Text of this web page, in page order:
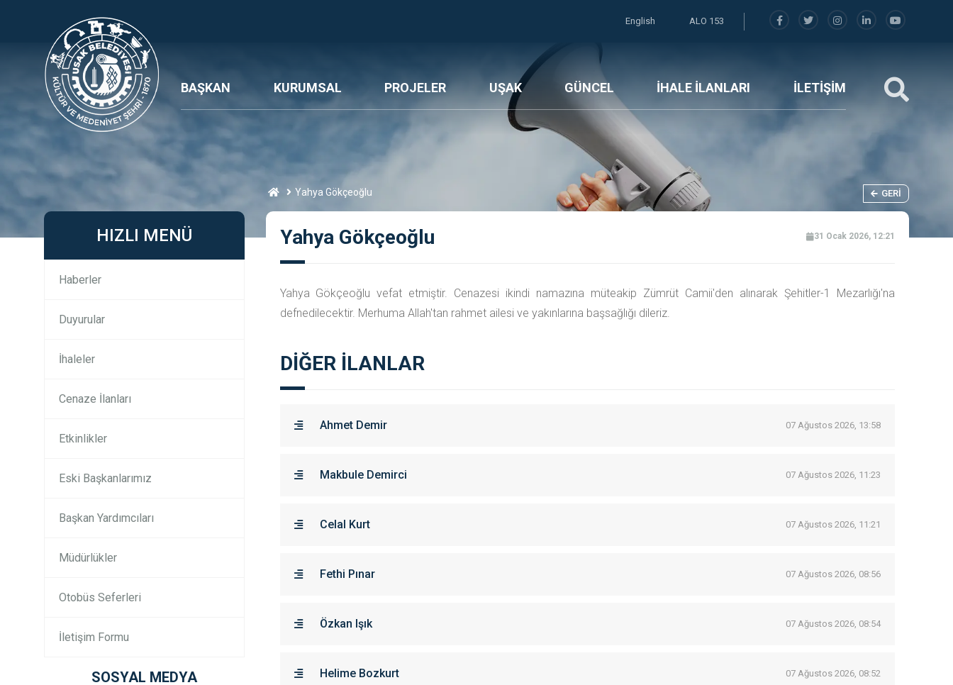
English ALO 153
BAŞKAN KURUMSAL PROJELER UŞAK GÜNCEL İHALE İLANLARI İLETİŞİM
Yahya Gökçeoğlu GERI
HIZLI MENÜ
Haberler
Duyurular
İhaleler
Cenaze İlanları
Etkinlikler
Eski Başkanlarımız
Başkan Yardımcıları
Müdürlükler
Otobüs Seferleri
İletişim Formu
SOSYAL MEDYA
Yahya Gökçeoğlu 31 Ocak 2026, 12:21
Yahya Gökçeoğlu vefat etmiştir. Cenazesi ikindi namazına müteakip Zümrüt Camii'den alınarak Şehitler-1 Mezarlığı'na
defnedilecektir. Merhuma Allah'tan rahmet ailesi ve yakınlarına başsağlığı dileriz.
DİĞER İLANLAR
Ahmet Demir 07 Ağustos 2026, 13:58
Makbule Demirci 07 Ağustos 2026, 11:23
Celal Kurt 07 Ağustos 2026, 11:21
Fethi Pınar 07 Ağustos 2026, 08:56
Özkan Işık 07 Ağustos 2026, 08:54
Helime Bozkurt 07 Ağustos 2026, 08:52